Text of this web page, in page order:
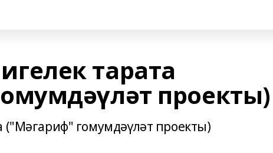
тарата
проекты)
("Мәгариф" гомумдәүләт проекты)